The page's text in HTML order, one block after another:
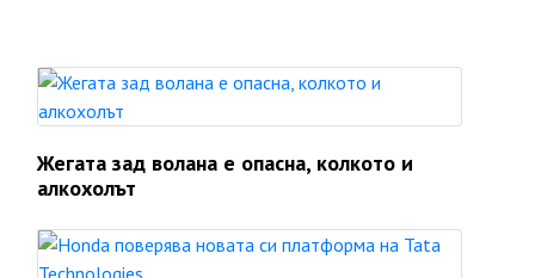
Жегата зад волана е опасна, колкото и
алкохолът